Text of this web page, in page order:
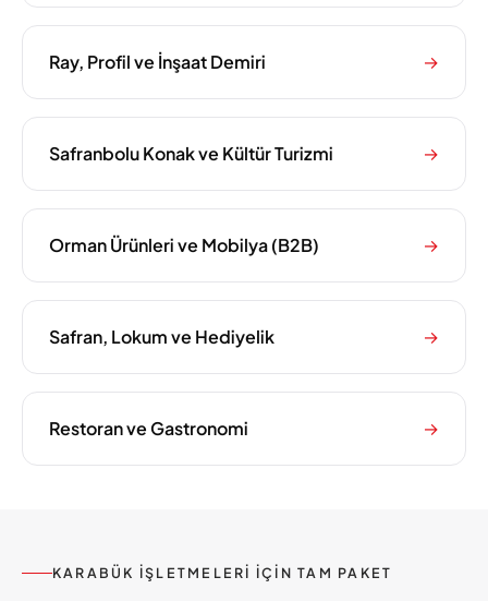
Ray, Profil ve İnşaat Demiri →
Safranbolu Konak ve Kültür Turizmi →
Orman Ürünleri ve Mobilya (B2B) →
Safran, Lokum ve Hediyelik →
Restoran ve Gastronomi →
KARABÜK IŞLETMELERI IÇIN TAM PAKET